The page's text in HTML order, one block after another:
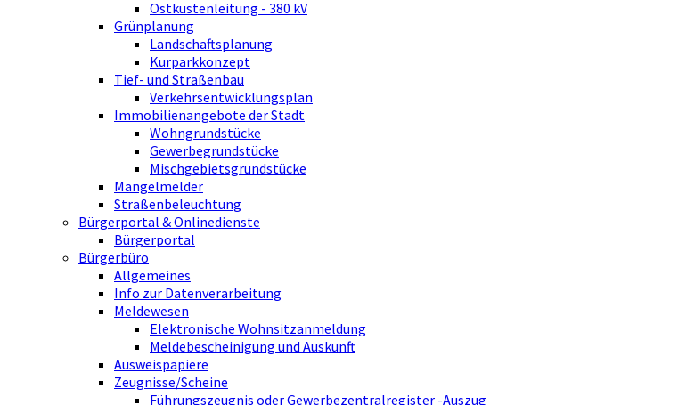
Ostküstenleitung - 380 kV
Grünplanung
Landschaftsplanung
Kurparkkonzept
Tief- und Straßenbau
Verkehrsentwicklungsplan
Immobilienangebote der Stadt
Wohngrundstücke
Gewerbegrundstücke
Mischgebietsgrundstücke
Mängelmelder
Straßenbeleuchtung
Bürgerportal & Onlinedienste
Bürgerportal
Bürgerbüro
Allgemeines
Info zur Datenverarbeitung
Meldewesen
Elektronische Wohnsitzanmeldung
Meldebescheinigung und Auskunft
Ausweispapiere
Zeugnisse/Scheine
Führungszeugnis oder Gewerbezentralregister -Auszug